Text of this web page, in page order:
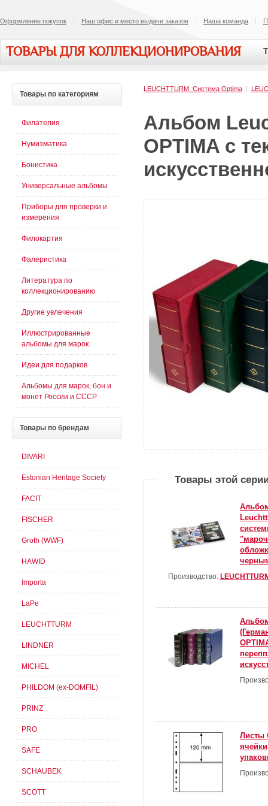
Оформление покупок Наш офис и место выдачи заказов Наша команда
ТОВАРЫ ДЛЯ КОЛЛЕКЦИОНИРОВАНИЯ
LEUCHTTURM. Система Optima |
Альбом
OPTIMA с
Товары этой
Производство:
Листы
Товары по категориям
Филателия
Нумизматика
Бонистика
Универсальные альбомы
Приборы для проверки и
измерения
Филокартия
Фалеристика
Литература по
коллекционированию
Другие увлечения
Иллюстрированные
альбомы для марок
Идеи для подарков
Альбомы для марок, бон и
монет России и СССР
Товары по брендам
DIVARI
Estonian Heritage Society
FACIT
FISCHER
Groth (WWF)
HAWID
Importa
LaPe
LEUCHTTURM
LINDNER
MICHEL
PHILDOM (ex-DOMFIL)
PRINZ
PRO
SAFE
SCHAUBEK
SCOTT